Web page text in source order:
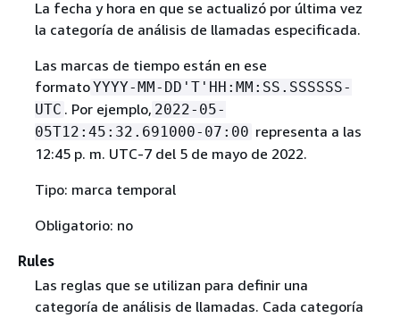
La fecha y hora en que se actualizó por última vez
la categoría de análisis de llamadas especificada.
Las marcas de tiempo están en ese
formatoYYYY-MM-DD'T'HH:MM:SS.SSSSSS-
UTC . Por ejemplo, 2022-05-
05T12:45:32.691000-07:00 representa a las
12:45 p. m. UTC-7 del 5 de mayo de 2022.
Tipo: marca temporal
Obligatorio: no
Rules
Las reglas que se utilizan para definir una
categoría de análisis de llamadas. Cada categoría